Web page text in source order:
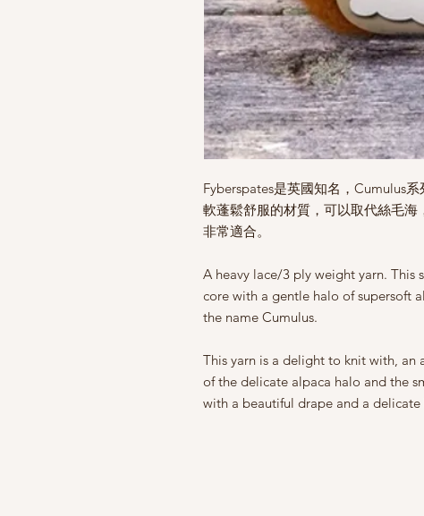
Fyberspates是英國知名，Cumulus
軟蓬鬆舒服的材質，可以取代絲毛
非常適合。
A heavy lace/3 ply weight yarn. This
core with a gentle halo of supersoft
the name Cumulus.
This yarn is a delight to knit with,
of the delicate alpaca halo and the
with a beautiful drape and a